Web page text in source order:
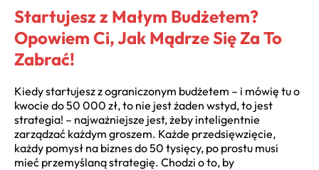
Startujesz z Małym Budżetem?
Opowiem Ci, Jak Mądrze Się Za To
Zabrać!
Kiedy startujesz z ograniczonym budżetem – i mówię tu o
kwocie do 50 000 zł, to nie jest żaden wstyd, to jest
strategia! – najważniejsze jest, żeby inteligentnie
zarządzać każdym groszem. Każde przedsięwzięcie,
każdy pomysł na biznes do 50 tysięcy, po prostu musi
mieć przemyślaną strategię. Chodzi o to, by